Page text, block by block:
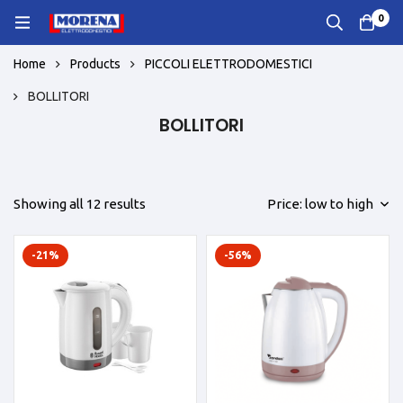
0
Home Products PICCOLI ELETTRODOMESTICI
BOLLITORI
BOLLITORI
Showing all 12 results Price: low to high
-21% -56%